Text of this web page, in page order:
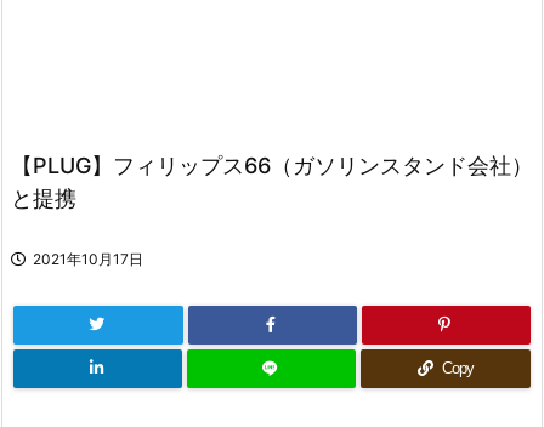
【PLUG】フィリップス66（ガソリンスタンド会社）
と提携
2021年10月17日
Copy